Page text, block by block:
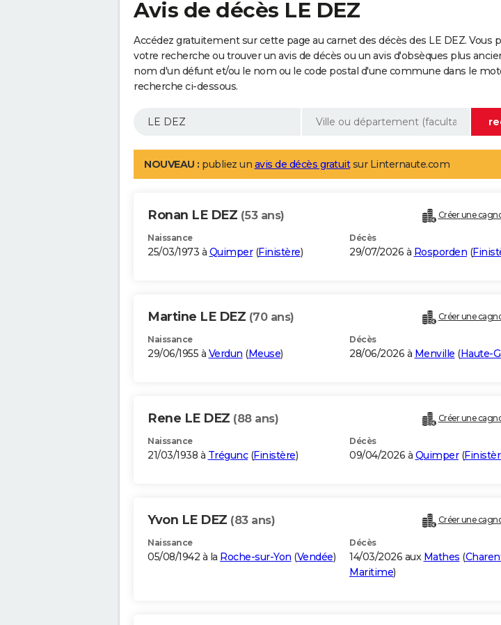
Avis de décès LE DEZ
Accédez gratuitement sur cette page au carnet des décès des LE DEZ. Vous
votre recherche ou trouver un avis de décès ou un avis d'obsèques plus
nom d'un défunt et/ou le nom ou le code postal d'une commune dans le
recherche ci-dessous.
NOUVEAU : publiez un avis de décès gratuitsur Linternaute.com
Ronan LE DEZ (53 ans) Créer une
Naissance
25/03/1973 à Quimper(Finistère)
Décès
29/07/2026 à Rosporden (
Martine LE DEZ (70 ans) Créer une
Naissance
29/06/1955 à Verdun (Meuse)
Décès
28/06/2026 à Menville (Haute-
Rene LE DEZ (88 ans) Créer une
Naissance
21/03/1938 à Trégunc(Finistère)
Décès
09/04/2026 à Quimper(
Yvon LE DEZ (83 ans) Créer une
Naissance
05/08/1942 à la Roche-sur-Yon (Vendée)
Décès
14/03/2026 aux Mathes (
Maritime)